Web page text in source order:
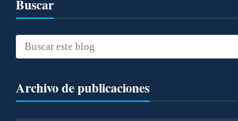
Buscar
Archivo de publicaciones